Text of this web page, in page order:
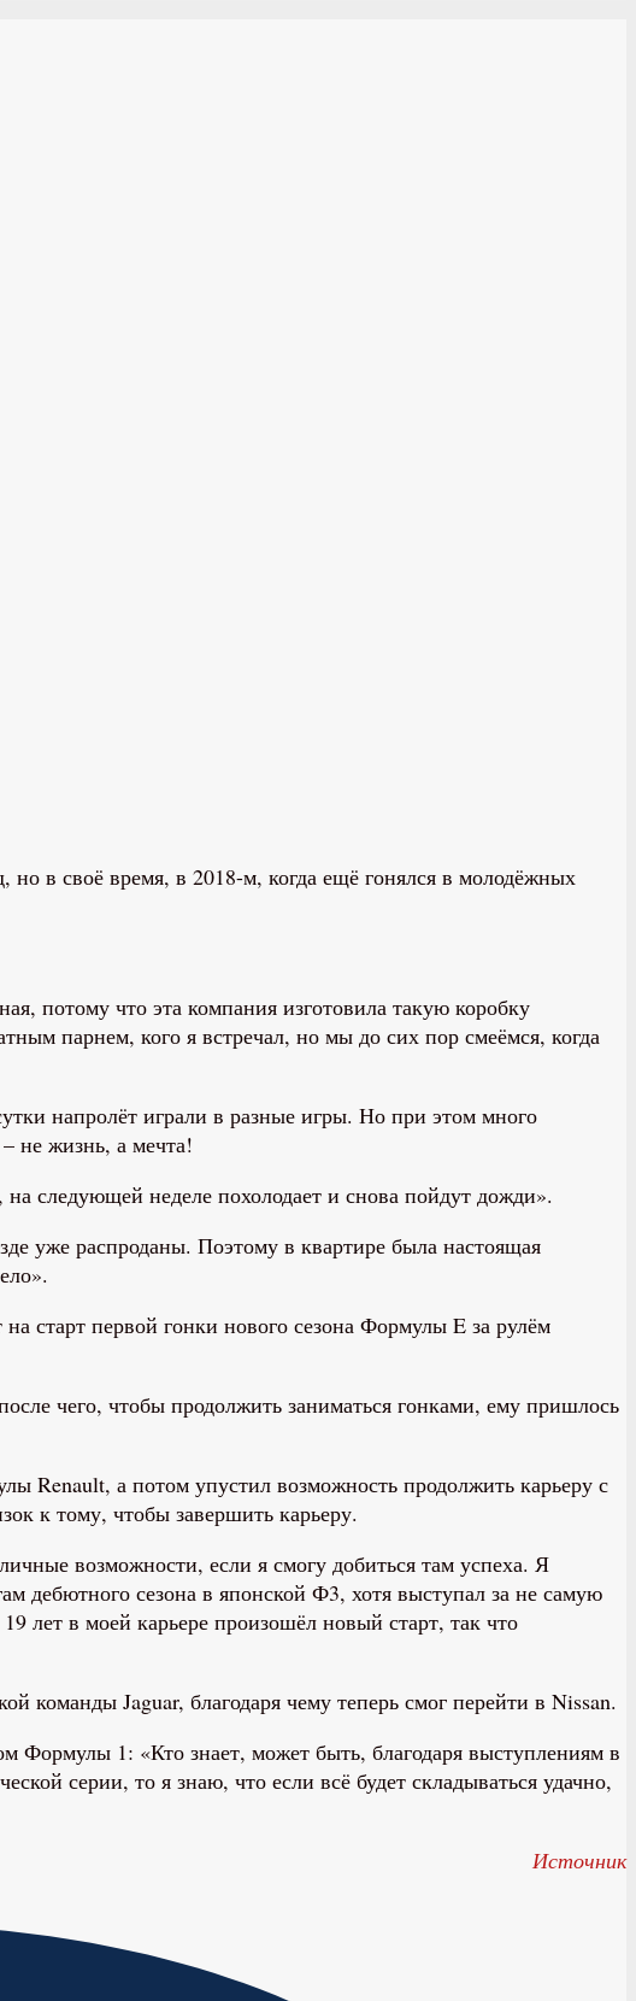
но в своё время, в 2018-м, когда ещё гонялся в молодёжных
потому что эта компания изготовила такую коробку
парнем, кого я встречал, но мы до сих пор смеёмся, когда
напролёт играли в разные игры. Но при этом много
не жизнь, а мечта!
следующей неделе похолодает и снова пойдут дожди».
уже распроданы. Поэтому в квартире была настоящая
старт первой гонки нового сезона Формулы E за рулём
чего, чтобы продолжить заниматься гонками, ему пришлось
Renault, а потом упустил возможность продолжить карьеру с
к тому, чтобы завершить карьеру.
возможности, если я смогу добиться там успеха. Я
дебютного сезона в японской Ф3, хотя выступал за не самую
лет в моей карьере произошёл новый старт, так что
команды Jaguar, благодаря чему теперь смог перейти в Nissan.
Формулы 1: «Кто знает, может быть, благодаря выступлениям в
серии, то я знаю, что если всё будет складываться удачно,
Источник